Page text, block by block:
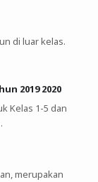
di luar kelas.
2019 2020
Kelas 1-5 dan
merupakan